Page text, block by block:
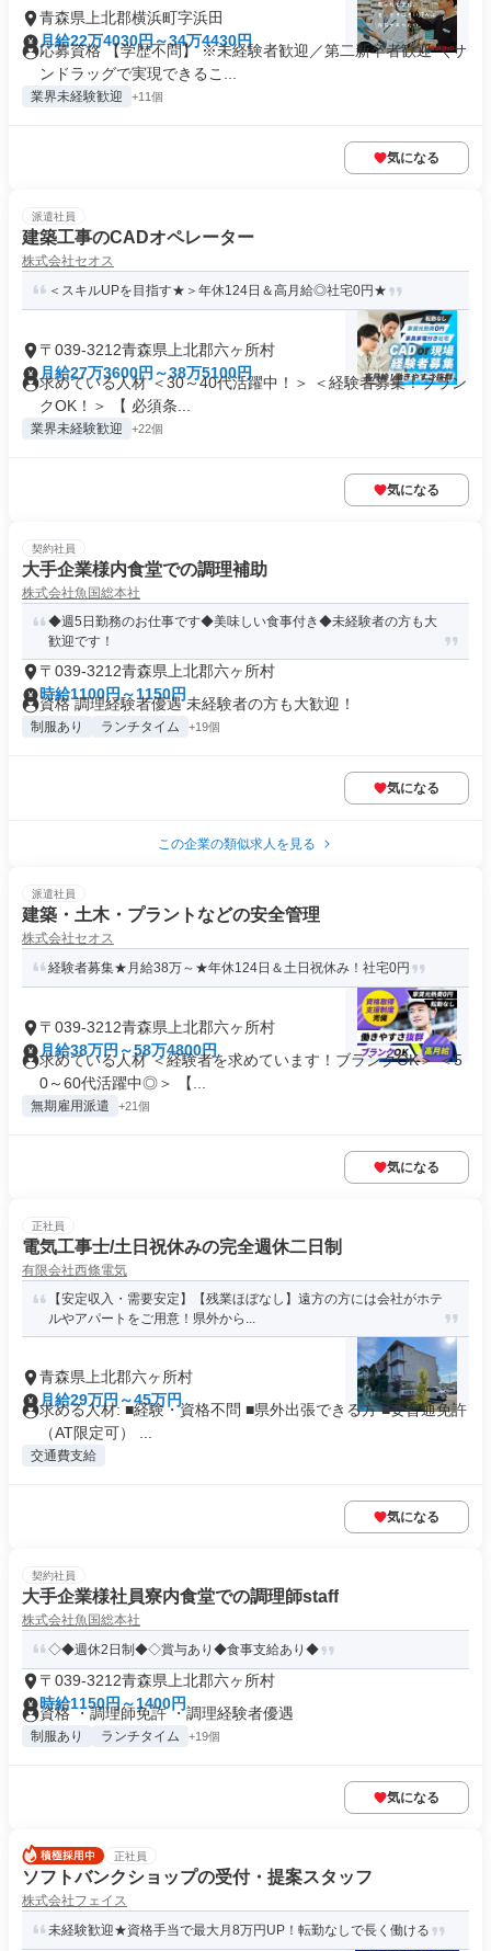
青森県上北郡横浜町字浜田
月給22万4030円～34万4430円
応募資格 【学歴不問】 ※未経験者歓迎／第二新卒者歓迎 ＼サ
ンドラッグで実現できるこ...
業界未経験歓迎 +11個
気になる
派遣社員
建築工事のCADオペレーター
株式会社セオス
＜スキルUPを目指す★＞年休124日＆高月給◎社宅0円★
〒039-3212青森県上北郡六ヶ所村
月給27万3600円～38万5100円
求めている人材 ＜30～40代活躍中！＞ ＜経験者募集！ブラン
クOK！＞ 【 必須条...
業界未経験歓迎 +22個
気になる
契約社員
大手企業様内食堂での調理補助
株式会社魚国総本社
◆週5日勤務のお仕事です◆美味しい食事付き◆未経験者の方も大
歓迎です！
〒039-3212青森県上北郡六ヶ所村
時給1100円～1150円
資格 調理経験者優遇 未経験者の方も大歓迎！
制服あり ランチタイム +19個
気になる
この企業の類似求人を見る
派遣社員
建築・土木・プラントなどの安全管理
株式会社セオス
経験者募集★月給38万～★年休124日＆土日祝休み！社宅0円
〒039-3212青森県上北郡六ヶ所村
月給38万円～58万4800円
求めている人材 ＜経験者を求めています！ブランクOK＞ ＜5
0～60代活躍中◎＞ 【...
無期雇用派遣 +21個
気になる
正社員
電気工事士/土日祝休みの完全週休二日制
有限会社西條電気
【安定収入・需要安定】【残業ほぼなし】遠方の方には会社がホテ
ルやアパートをご用意！県外から...
青森県上北郡六ヶ所村
月給29万円～45万円
求める人材: ■経験・資格不問 ■県外出張できる方 ■要普通免許
（AT限定可） ...
交通費支給
気になる
契約社員
大手企業様社員寮内食堂での調理師staff
株式会社魚国総本社
◇◆週休2日制◆◇賞与あり◆食事支給あり◆
〒039-3212青森県上北郡六ヶ所村
時給1150円～1400円
資格 ・調理師免許 ・調理経験者優遇
制服あり ランチタイム +19個
気になる
正社員
ソフトバンクショップの受付・提案スタッフ
株式会社フェイス
未経験歓迎★資格手当で最大月8万円UP！転勤なしで長く働ける